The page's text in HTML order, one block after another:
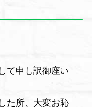
て申し訳御座い
た所、大変お恥